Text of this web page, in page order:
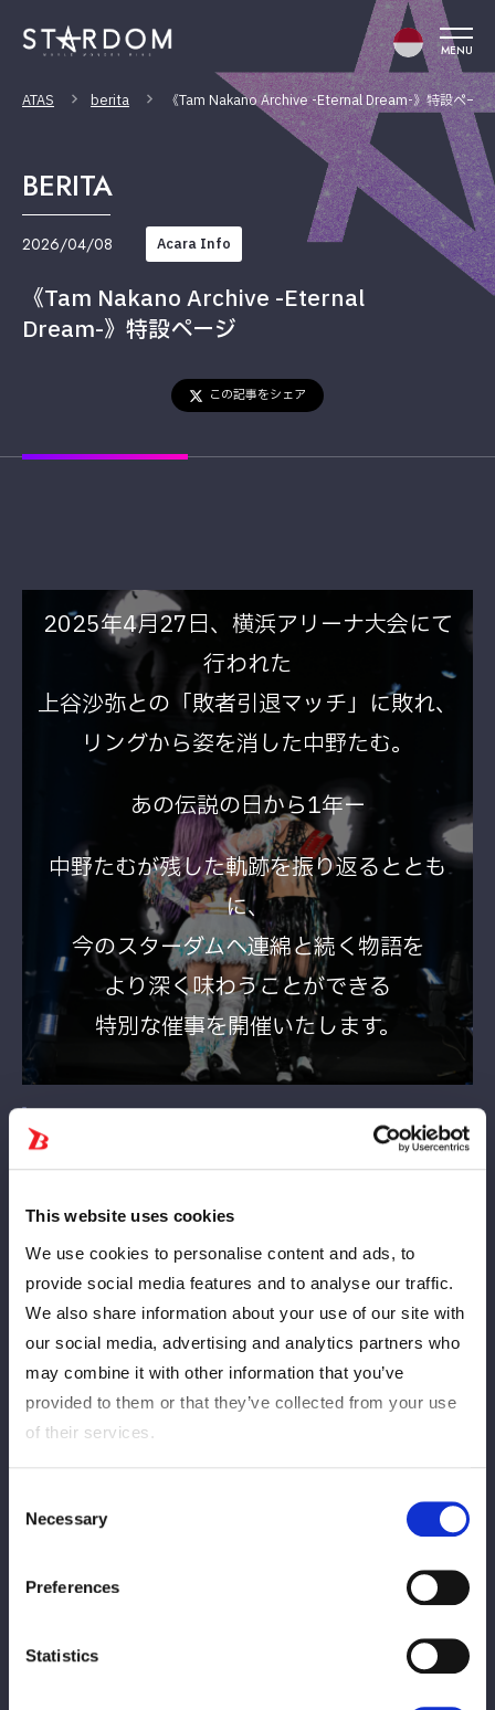
This website uses cookies
We use cookies to personalise content and ads, to
provide social media features and to analyse our traffic.
We also share information about your use of our site with
our social media, advertising and analytics partners who
may combine it with other information that you’ve
provided to them or that they’ve collected from your use
of their services.
Selection
Necessary
Preferences
Statistics
MENU
ATAS berita 《Tam Nakano Archive -Eternal Dream-》特設ページ
BERITA
2026/04/08 Acara Info
《Tam Nakano Archive -Eternal
Dream-》特設ページ
この記事をシェア
2025年4月27日、横浜アリーナ大会にて
行われた
上谷沙弥との「敗者引退マッチ」に敗れ、
リングから姿を消した中野たむ。
あの伝説の日から1年ー
中野たむが残した軌跡を振り返るととも
に、
今のスターダムへ連綿と続く物語を
より深く味わうことができる
特別な催事を開催いたします。
展示内容
4/18(土)玖麗さやか選手の来場決定！
《Tam Nakano Archive -Eternal Dream-》オリジナルグッズ
グッズラインナップ
限定来場者特典